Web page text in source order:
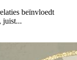
beïnvloedt
juist...